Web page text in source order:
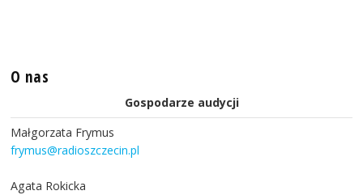
O nas
Gospodarze audycji
Małgorzata Frymus
frymus@radioszczecin.pl
Agata Rokicka